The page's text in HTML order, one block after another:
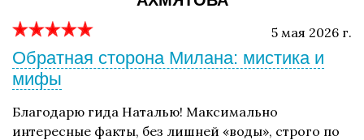
5 мая 2026 г.
Обратная сторона Милана: мистика и
мифы
Благодарю гида Наталью! Максимально
интересные факты, без лишней «воды», строго по